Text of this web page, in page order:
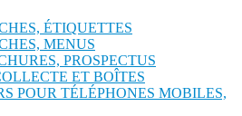
ÉTIQUETTES
MENUS
PROSPECTUS
ET BOÎTES
POUR TÉLÉPHONES MOBILES,